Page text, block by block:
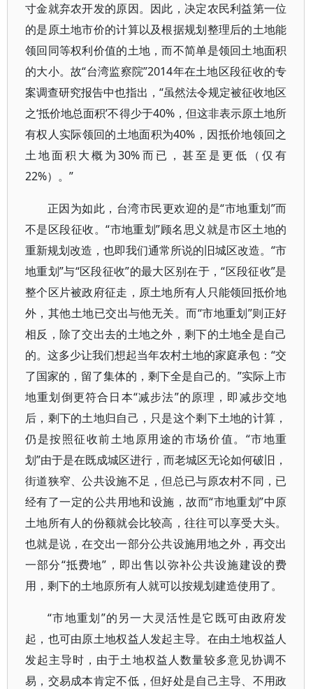
寸金就弃农开发的原因。因此，决定农民利益第一位
的是原土地市价的计算以及根据规划整理后的土地能
领回同等权利价值的土地，而不简单是领回土地面积
的大小。故“台湾监察院”2014年在土地区段征收的专
案调查研究报告中也指出，“虽然法令规定被征收地区
之‘抵价地总面积’不得少于40%，但这非表示原土地所
有权人实际领回的土地面积为40%，因抵价地领回之
土地面积大概为30%而已，甚至是更低（仅有
22%）。”
正因为如此，台湾市民更欢迎的是“市地重划”而
不是区段征收。“市地重划”顾名思义就是市区土地的
重新规划改造，也即我们通常所说的旧城区改造。“市
地重划”与“区段征收”的最大区别在于，“区段征收”是
整个区片被政府征走，原土地所有人只能领回抵价地
外，其他土地已交出与他无关。而“市地重划”则正好
相反，除了交出去的土地之外，剩下的土地全是自己
的。这多少让我们想起当年农村土地的家庭承包：“交
了国家的，留了集体的，剩下全是自己的。”实际上市
地重划倒更符合日本“减步法”的原理，即减步交地
后，剩下的土地归自己，只是这个剩下土地的计算，
仍是按照征收前土地原用途的市场价值。“市地重
划”由于是在既成城区进行，而老城区无论如何破旧，
街道狭窄、公共设施不足，但总已与原农村不同，已
经有了一定的公共用地和设施，故而“市地重划”中原
土地所有人的份额就会比较高，往往可以享受大头。
也就是说，在交出一部分公共设施用地之外，再交出
一部分“抵费地”，即出售以弥补公共设施建设的费
用，剩下的土地原所有人就可以按规划建造使用了。
“市地重划”的另一大灵活性是它既可由政府发
起，也可由原土地权益人发起主导。在由土地权益人
发起主导时，由于土地权益人数量较多意见协调不
易，交易成本肯定不低，但好处是自己主导、不用政